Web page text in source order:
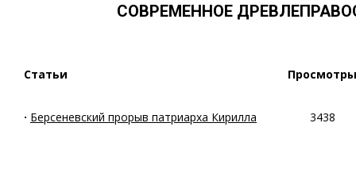
СОВРЕМЕННОЕ
Статьи Просмотры
· Берсеневский прорыв патриарха Кирилла 3438